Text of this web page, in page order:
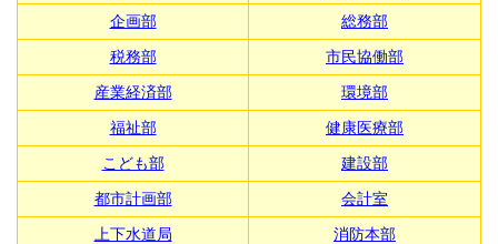
企画部
総務部
税務部
市民協働部
産業経済部
環境部
福祉部
健康医療部
こども部
建設部
都市計画部
会計室
上下水道局
消防本部